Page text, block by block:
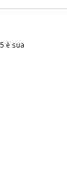
è sua